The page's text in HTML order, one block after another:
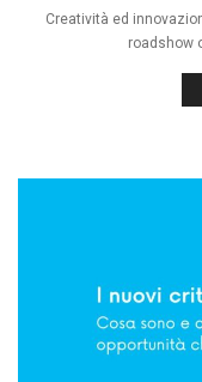
Creatività ed
roadshow